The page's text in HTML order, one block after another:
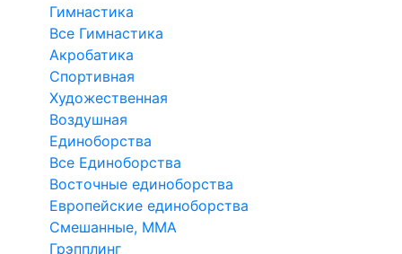
Гимнастика
Все Гимнастика
Акробатика
Спортивная
Художественная
Воздушная
Единоборства
Все Единоборства
Восточные единоборства
Европейские единоборства
Смешанные, ММА
Грэпплинг